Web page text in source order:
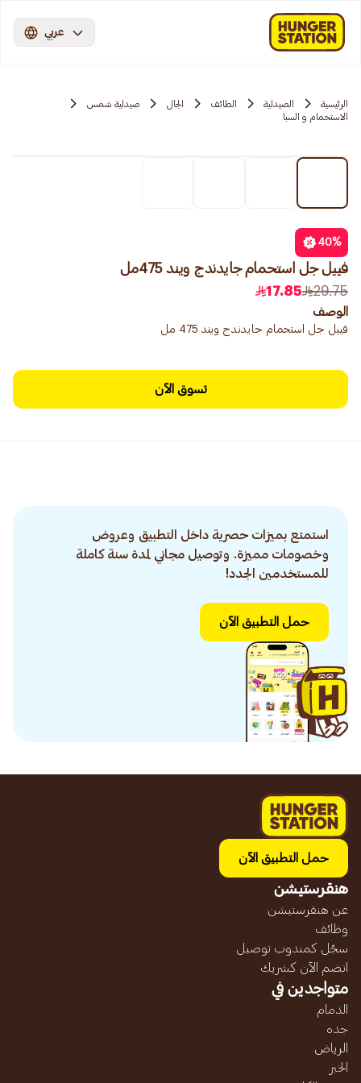
عربي
الرئيسية الصيدلية الطائف الجال
صيدلية شمس
الاستحمام و السبا
40%
فييل جل استحمام جايدندج ويند 475مل
29.75
17.85
الوصف
فييل جل استحمام جايدندج ويند 475 مل
تسوق الآن
استمتع بميزات حصرية داخل التطبيق وعروض
وخصومات مميزة. وتوصيل مجاني لمدة سنة كاملة
للمستخدمين الجدد!
حمل التطبيق الآن
حمل التطبيق الآن
هنقرستيشن
عن هنقرستيشن
وظائف
سجّل كمندوب توصيل
انضم الآن كشريك
متواجدين في
الدمام
جده
الرياض
الخبر